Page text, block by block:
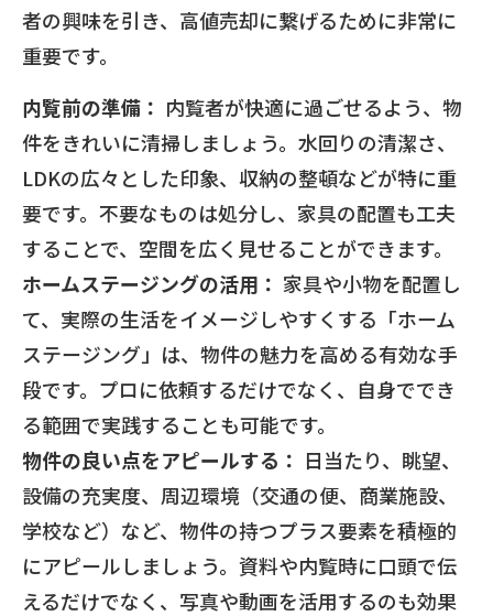
者の興味を引き、高値売却に繋げるために非常に
重要です。
内覧前の準備： 内覧者が快適に過ごせるよう、物
件をきれいに清掃しましょう。水回りの清潔さ、
LDKの広々とした印象、収納の整頓などが特に重
要です。不要なものは処分し、家具の配置も工夫
することで、空間を広く見せることができます。
ホームステージングの活用： 家具や小物を配置し
て、実際の生活をイメージしやすくする「ホーム
ステージング」は、物件の魅力を高める有効な手
段です。プロに依頼するだけでなく、自身ででき
る範囲で実践することも可能です。
物件の良い点をアピールする： 日当たり、眺望、
設備の充実度、周辺環境（交通の便、商業施設、
学校など）など、物件の持つプラス要素を積極的
にアピールしましょう。資料や内覧時に口頭で伝
えるだけでなく、写真や動画を活用するのも効果